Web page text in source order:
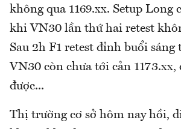
không qua 1169.xx. Setup Long
khi VN30 lần thứ hai retest
Sau 2h F1 retest đỉnh buổi
VN30 còn chưa tới cản 1173.xx,
được...
Thị trường cơ sở hôm nay hồi,